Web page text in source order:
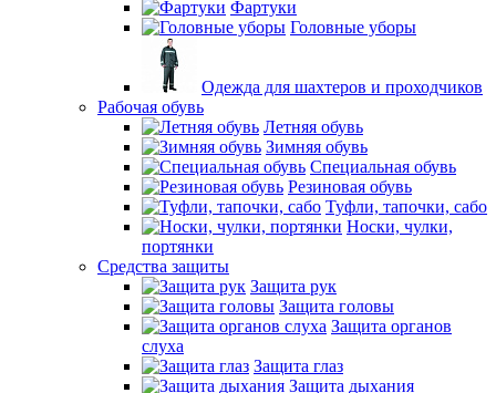
Фартуки
Головные уборы
Одежда для шахтеров и проходчиков
Рабочая обувь
Летняя обувь
Зимняя обувь
Специальная обувь
Резиновая обувь
Туфли, тапочки, сабо
Носки, чулки,
портянки
Средства защиты
Защита рук
Защита головы
Защита органов
слуха
Защита глаз
Защита дыхания